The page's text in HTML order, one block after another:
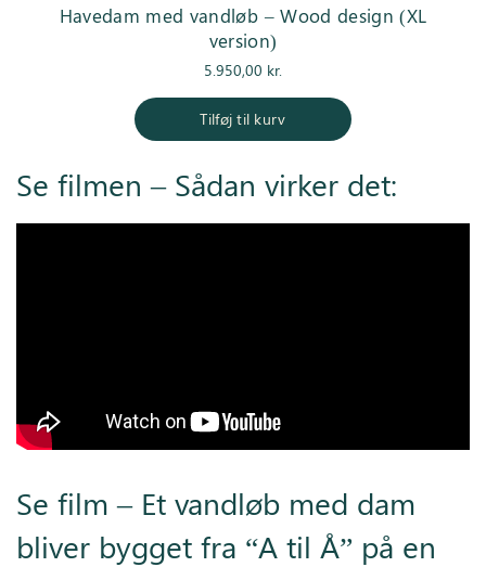
Havedam med vandløb – Wood design (XL
version)
5.950,00 kr.
Tilføj til kurv
Se filmen – Sådan virker det:
Se film – Et vandløb med dam
bliver bygget fra “A til Å” på en